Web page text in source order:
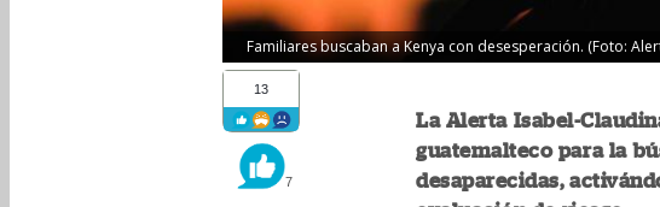
Familiares buscaban a Kenya con desesperación. (Foto:
13
7
La Alerta Isabel-
guatemalteco para la
desaparecidas,